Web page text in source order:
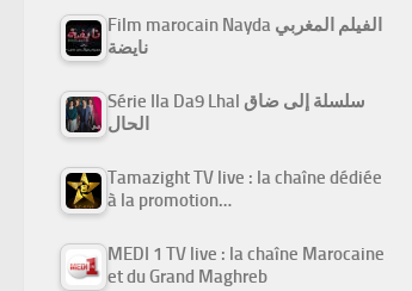
Film marocain Nayda الفيلم المغربي
نايضة
Série Ila Da9 Lhal سلسلة إلى ضاق
الحال
Tamazight TV live : la chaîne dédiée
à la promotion…
MEDI 1 TV live : la chaîne Marocaine
et du Grand Maghreb